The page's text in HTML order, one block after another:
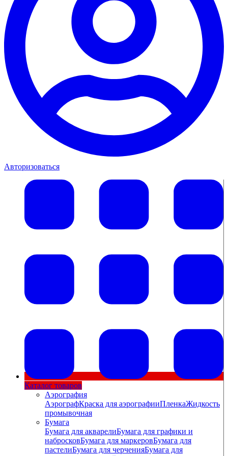
Авторизоваться
Каталог товаров
Аэрография
АэрографКраска для аэрографииПленкаЖидкость
промывочная
Бумага
Бумага для акварелиБумага для графики и
набросковБумага для маркеровБумага для
пастелиБумага для черченияБумага для